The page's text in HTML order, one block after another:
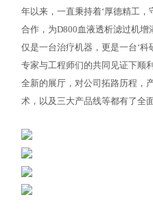
年以来，一直秉持着‘厚德精工
合作，为D800血液透析滤过机增
仅是一台治疗机器，更是一台‘科
专家与工程师们的共同见证下顺
全新的展厅，对公司拓路历程，
术，以及三大产品线等都有了全